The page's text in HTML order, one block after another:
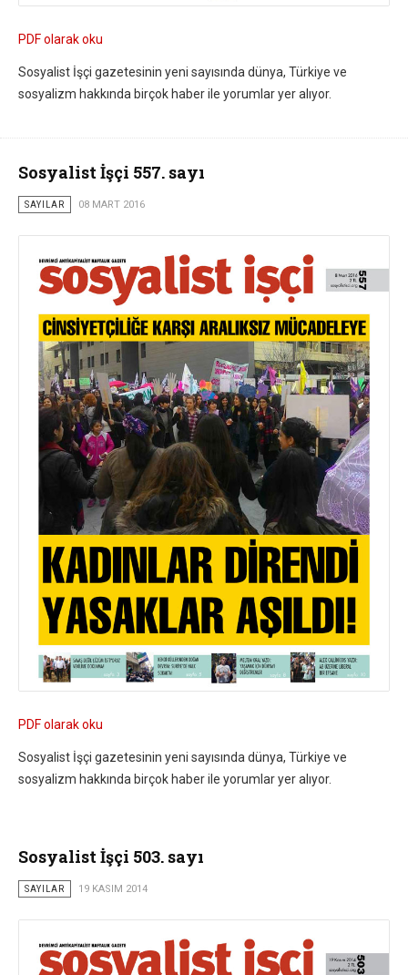
PDF olarak oku
Sosyalist İşçi gazetesinin yeni sayısında dünya, Türkiye ve
sosyalizm hakkında birçok haber ile yorumlar yer alıyor.
Sosyalist İşçi 557. sayı
SAYILAR 08 MART 2016
PDF olarak oku
Sosyalist İşçi gazetesinin yeni sayısında dünya, Türkiye ve
sosyalizm hakkında birçok haber ile yorumlar yer alıyor.
Sosyalist İşçi 503. sayı
SAYILAR 19 KASIM 2014